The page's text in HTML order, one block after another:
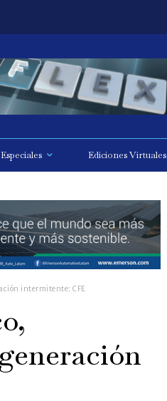
Especiales Ediciones Virtuales
intermitente: CFE